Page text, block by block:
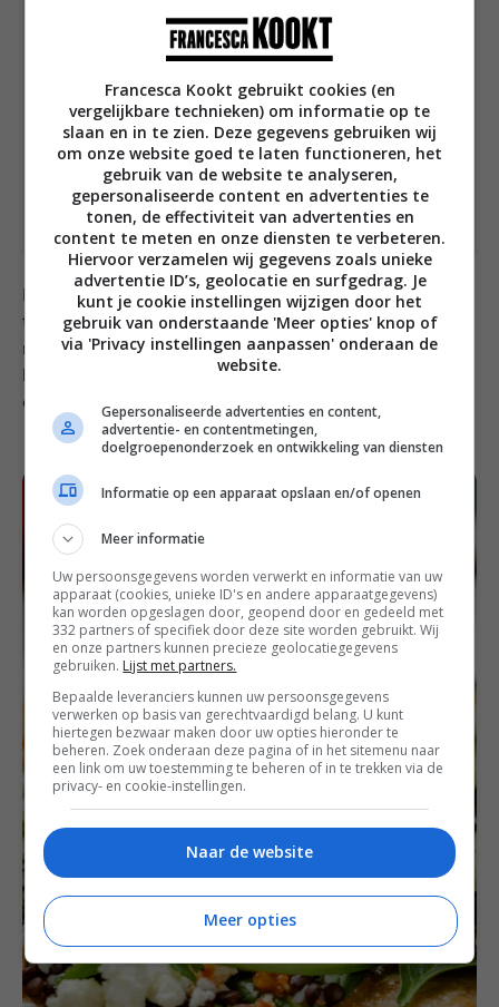
peper, wat smoky chili crunch en optioneel
blaadjes verse koriander.
Notities
Met dit recept maak je een lunch voor 1
persoon
Bereiding: 10 minuten
Eet smakelijk, ik hoop dat je gaat genieten van deze
tortilla egg wrap! Laat je het me weten door een
review achter te laten? Dat kan helemaal bovenaan
het recept door op de sterren te klikken. Een toelichting
op je rating is fijn, maar niet verplicht.
Francesca Kookt gebruikt cookies (en
vergelijkbare technieken) om informatie op te
slaan en in te zien. Deze gegevens gebruiken wij
om onze website goed te laten functioneren, het
gebruik van de website te analyseren,
gepersonaliseerde content en advertenties te
tonen, de effectiviteit van advertenties en
content te meten en onze diensten te verbeteren.
Hiervoor verzamelen wij gegevens zoals unieke
advertentie ID’s, geolocatie en surfgedrag. Je
kunt je cookie instellingen wijzigen door het
gebruik van onderstaande 'Meer opties' knop of
via 'Privacy instellingen aanpassen' onderaan de
website.
Gepersonaliseerde advertenties en content,
advertentie- en contentmetingen,
doelgroepenonderzoek en ontwikkeling van diensten
Informatie op een apparaat opslaan en/of openen
Meer informatie
Uw persoonsgegevens worden verwerkt en informatie van uw
apparaat (cookies, unieke ID's en andere apparaatgegevens)
kan worden opgeslagen door, geopend door en gedeeld met
332 partners of specifiek door deze site worden gebruikt. Wij
en onze partners kunnen precieze geolocatiegegevens
gebruiken. Lijst met partners.
Bepaalde leveranciers kunnen uw persoonsgegevens
verwerken op basis van gerechtvaardigd belang. U kunt
hiertegen bezwaar maken door uw opties hieronder te
beheren. Zoek onderaan deze pagina of in het sitemenu naar
een link om uw toestemming te beheren of in te trekken via de
privacy- en cookie-instellingen.
Naar de website
Meer opties